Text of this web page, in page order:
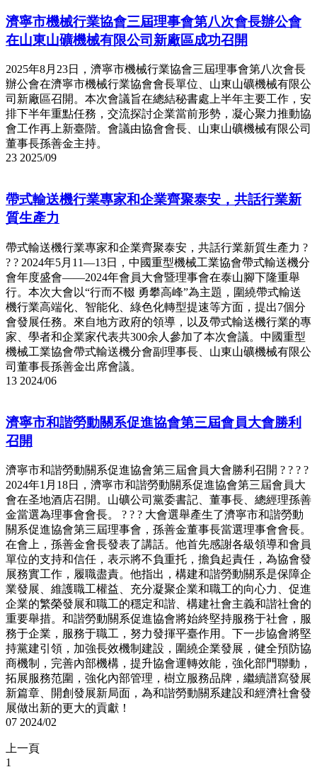
濟寧市機械行業協會三屆理事會第八次會長辦公會
在山東山礦機械有限公司新廠區成功召開
2025年8月23日，濟寧市機械行業協會三屆理事會第八次會長
辦公會在濟寧市機械行業協會會長單位、山東山礦機械有限公
司新廠區召開。本次會議旨在總結秘書處上半年主要工作，安
排下半年重點任務，交流探討企業當前形勢，凝心聚力推動協
會工作再上新臺階。會議由協會會長、山東山礦機械有限公司
董事長孫善金主持。
23 2025/09
帶式輸送機行業專家和企業齊聚泰安，共話行業新
質生產力
帶式輸送機行業專家和企業齊聚泰安，共話行業新質生產力 ?
? ? 2024年5月11—13日，中國重型機械工業協會帶式輸送機分
會年度盛會——2024年會員大會暨理事會在泰山腳下隆重舉
行。本次大會以“行而不輟 勇攀高峰”為主題，圍繞帶式輸送
機行業高端化、智能化、綠色化轉型提速等方面，提出7個分
會發展任務。來自地方政府的領導，以及帶式輸送機行業的專
家、學者和企業家代表共300余人參加了本次會議。中國重型
機械工業協會帶式輸送機分會副理事長、山東山礦機械有限公
司董事長孫善金出席會議。
13 2024/06
濟寧市和諧勞動關系促進協會第三屆會員大會勝利
召開
濟寧市和諧勞動關系促進協會第三屆會員大會勝利召開 ? ? ? ?
2024年1月18日，濟寧市和諧勞動關系促進協會第三屆會員大
會在圣地酒店召開。山礦公司黨委書記、董事長、總經理孫善
金當選為理事會會長。 ? ? ? 大會選舉產生了濟寧市和諧勞動
關系促進協會第三屆理事會，孫善金董事長當選理事會會長。
在會上，孫善金會長發表了講話。他首先感謝各級領導和會員
單位的支持和信任，表示將不負重托，擔負起責任，為協會發
展務實工作，履職盡責。他指出，構建和諧勞動關系是保障企
業發展、維護職工權益、充分凝聚企業和職工的向心力、促進
企業的繁榮發展和職工的穩定和諧、構建社會主義和諧社會的
重要舉措。和諧勞動關系促進協會將始終堅持服務于社會，服
務于企業，服務于職工，努力發揮平臺作用。下一步協會將堅
持黨建引領，加強長效機制建設，圍繞企業發展，健全預防協
商機制，完善內部機構，提升協會運轉效能，強化部門聯動，
拓展服務范圍，強化內部管理，樹立服務品牌，繼續譜寫發展
新篇章、開創發展新局面，為和諧勞動關系建設和經濟社會發
展做出新的更大的貢獻！
07 2024/02
上一頁
1